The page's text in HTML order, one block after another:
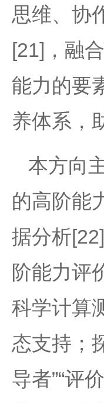
思维、协
[21]，融
能力的要
养体系，
本方向
的高阶能
据分析
阶能力评
科学计算
态支持；
导者”“评